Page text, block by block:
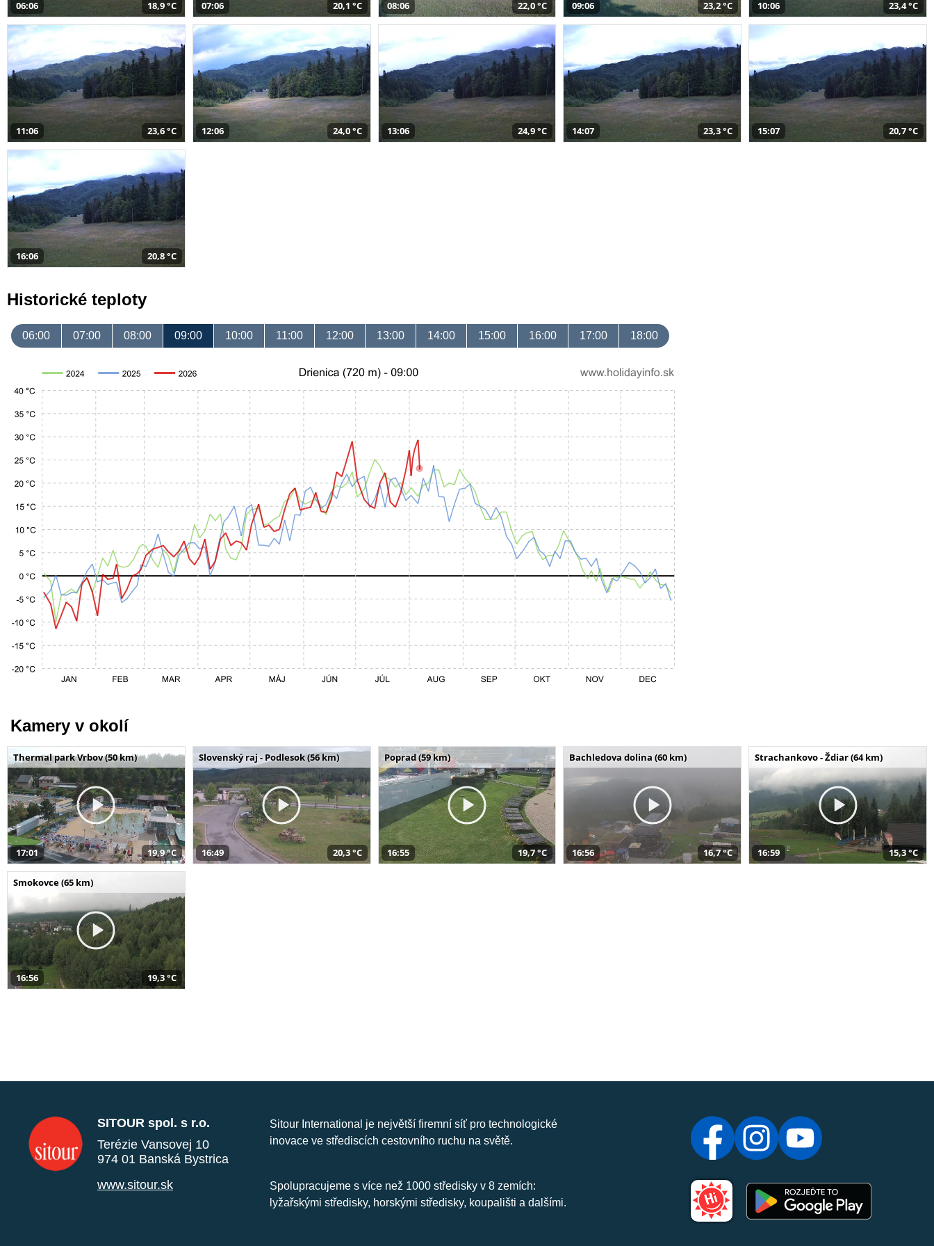
06:06 18,9 °C 07:06 20,1 °C 08:06 22,0 °C 09:06 23,2 °C 10:06 23,4 °C
11:06 23,6 °C 12:06 24,0 °C 13:06 24,9 °C 14:07 23,3 °C 15:07 20,7 °C
16:06 20,8 °C
Historické teploty
06:00 07:00 08:00 09:00 10:00 11:00 12:00 13:00 14:00 15:00 16:00 17:00 18:00
Kamery v okolí
Thermal park Vrbov (50 km)
17:01 19,9 °C
Slovenský raj - Podlesok (56 km)
16:49 20,3 °C
Poprad (59 km)
16:55 19,7 °C
Bachledova dolina (60 km)
16:56 16,7 °C
Strachankovo - Ždiar (64 km)
16:59 15,3 °C
Smokovce (65 km)
16:56 19,3 °C
SITOUR spol. s r.o.
Terézie Vansovej 10
974 01 Banská Bystrica
www.sitour.sk
Sitour International je největší firemní síť pro technologické
inovace ve střediscích cestovního ruchu na světě.
Spolupracujeme s více než 1000 středisky v 8 zemích:
lyžařskými středisky, horskými středisky, koupališti a dalšími.